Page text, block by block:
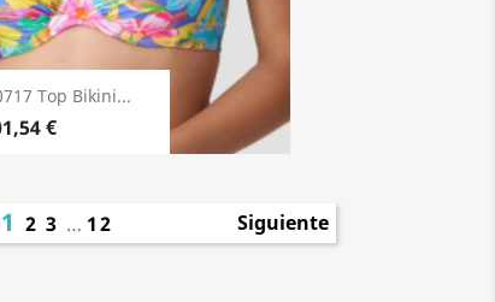
Top Bikini...
€
123 … 12 Siguiente